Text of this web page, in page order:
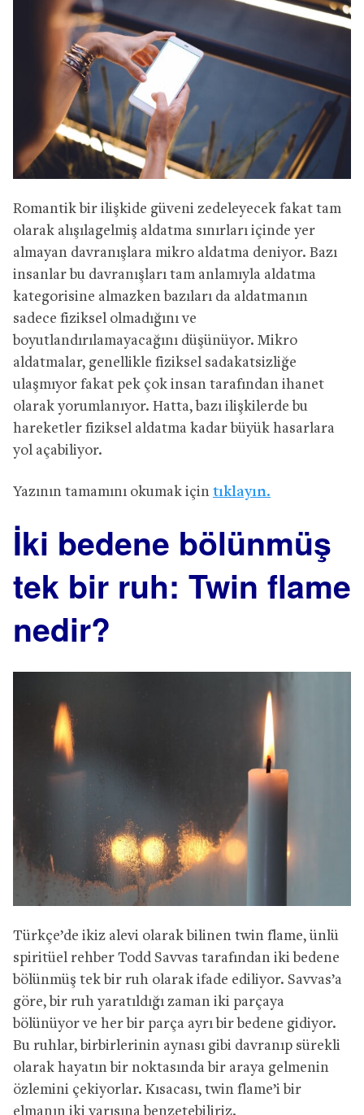
Romantik bir ilişkide güveni zedeleyecek fakat tam
olarak alışılagelmiş aldatma sınırları içinde yer
almayan davranışlara mikro aldatma deniyor. Bazı
insanlar bu davranışları tam anlamıyla aldatma
kategorisine almazken bazıları da aldatmanın
sadece fiziksel olmadığını ve
boyutlandırılamayacağını düşünüyor. Mikro
aldatmalar, genellikle fiziksel sadakatsizliğe
ulaşmıyor fakat pek çok insan tarafından ihanet
olarak yorumlanıyor. Hatta, bazı ilişkilerde bu
hareketler fiziksel aldatma kadar büyük hasarlara
yol açabiliyor.
Yazının tamamını okumak için tıklayın.
İki bedene bölünmüş
tek bir ruh: Twin flame
nedir?
Türkçe’de ikiz alevi olarak bilinen twin flame, ünlü
spiritüel rehber Todd Savvas tarafından iki bedene
bölünmüş tek bir ruh olarak ifade ediliyor. Savvas’a
göre, bir ruh yaratıldığı zaman iki parçaya
bölünüyor ve her bir parça ayrı bir bedene gidiyor.
Bu ruhlar, birbirlerinin aynası gibi davranıp sürekli
olarak hayatın bir noktasında bir araya gelmenin
özlemini çekiyorlar. Kısacası, twin flame’i bir